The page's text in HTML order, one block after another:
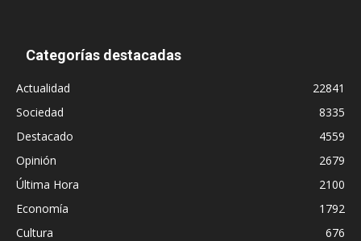
Categorías destacadas
Actualidad
22841
Sociedad
8335
Destacado
4559
Opinión
2679
Última Hora
2100
Economía
1792
Cultura
676